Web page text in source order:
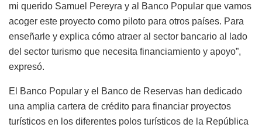
mi querido Samuel Pereyra y al Banco Popular que vamos
acoger este proyecto como piloto para otros países. Para
enseñarle y explica cómo atraer al sector bancario al lado
del sector turismo que necesita financiamiento y apoyo”,
expresó.
El Banco Popular y el Banco de Reservas han dedicado
una amplia cartera de crédito para financiar proyectos
turísticos en los diferentes polos turísticos de la República